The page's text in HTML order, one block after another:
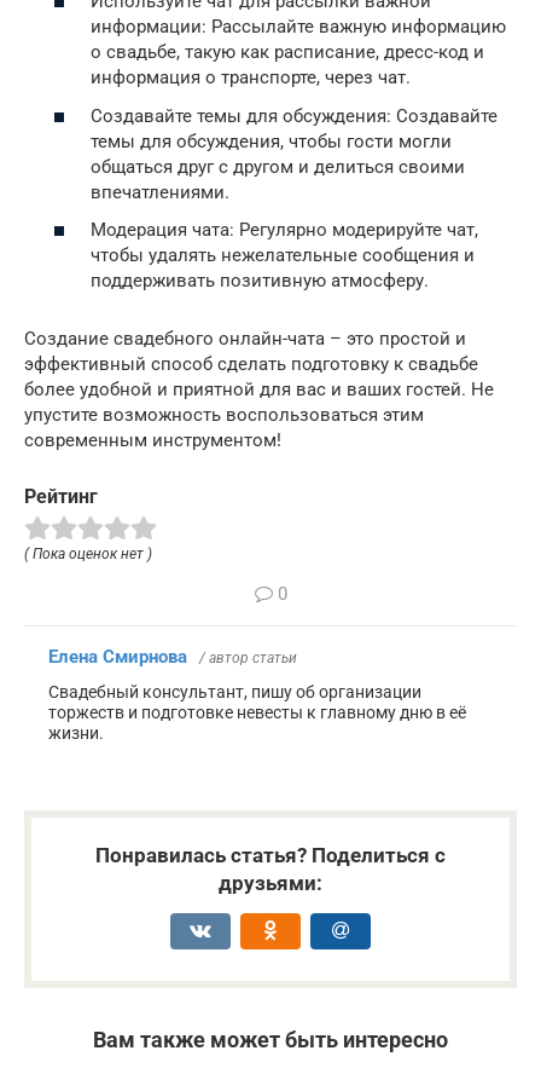
информации: Рассылайте важную информацию
о свадьбе, такую как расписание, дресс-код и
информация о транспорте, через чат.
Создавайте темы для обсуждения: Создавайте
темы для обсуждения, чтобы гости могли
общаться друг с другом и делиться своими
впечатлениями.
Модерация чата: Регулярно модерируйте чат,
чтобы удалять нежелательные сообщения и
поддерживать позитивную атмосферу.
Создание свадебного онлайн-чата – это простой и
эффективный способ сделать подготовку к свадьбе
более удобной и приятной для вас и ваших гостей. Не
упустите возможность воспользоваться этим
современным инструментом!
Рейтинг
( Пока оценок нет )
0
Елена Смирнова / автор статьи
Свадебный консультант, пишу об организации
торжеств и подготовке невесты к главному дню в её
жизни.
Понравилась статья? Поделиться с
друзьями:
Вам также может быть интересно